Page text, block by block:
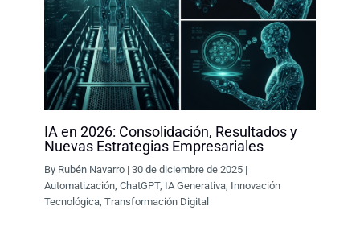
IA en 2026: Consolidación, Resultados y
Nuevas Estrategias Empresariales
By Rubén Navarro |30 de diciembre de 2025 |
Automatización,ChatGPT, IA Generativa, Innovación
Tecnológica,Transformación Digital